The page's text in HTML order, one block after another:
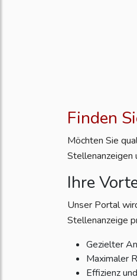
Finden
Möchten Sie
Stellenanzeigen
Ihre
Unser Portal
Stellenanzeige
Gezielter
Maximaler
Effizienz